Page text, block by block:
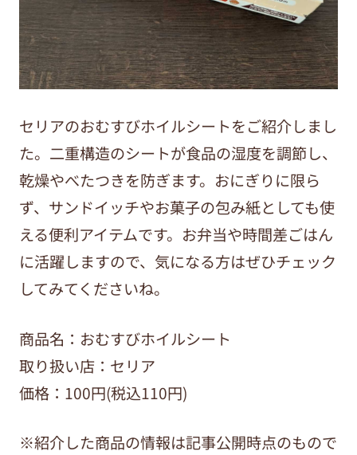
セリアのおむすびホイルシートをご紹介しまし
た。二重構造のシートが食品の湿度を調節し、
乾燥やべたつきを防ぎます。おにぎりに限ら
ず、サンドイッチやお菓子の包み紙としても使
える便利アイテムです。お弁当や時間差ごはん
に活躍しますので、気になる方はぜひチェック
してみてくださいね。
商品名：おむすびホイルシート
取り扱い店：セリア
価格：100円(税込110円)
※紹介した商品の情報は記事公開時点のもので